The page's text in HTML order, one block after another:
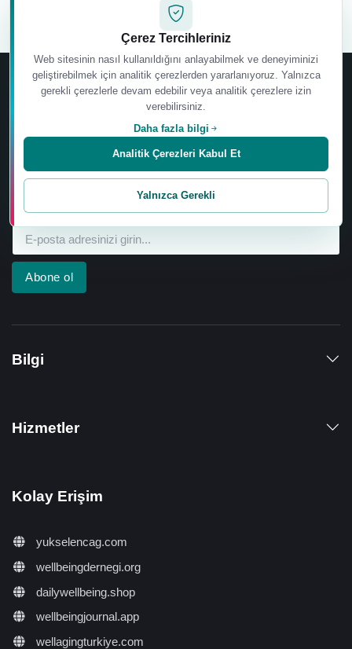
Ebru Şinik’in yeni sertifika programları, eğitimleri, kitapları,
videoları, etkinlikleri ve özel wellbeing içeriklerinden ilk siz
Abone ol
Bilgi
Hizmetler
Kolay Erişim
yukselencag.com
wellbeingdernegi.org
dailywellbeing.shop
wellbeingjournal.app
wellagingturkiye.com
Çerez Tercihleriniz
Web sitesinin nasıl kullanıldığını anlayabilmek ve deneyiminizi
geliştirebilmek için analitik çerezlerden yararlanıyoruz. Yalnızca
gerekli çerezlerle devam edebilir veya analitik çerezlere izin
verebilirsiniz.
Daha fazla bilgi
Yalnızca Gerekli
Analitik Çerezleri Kabul Et